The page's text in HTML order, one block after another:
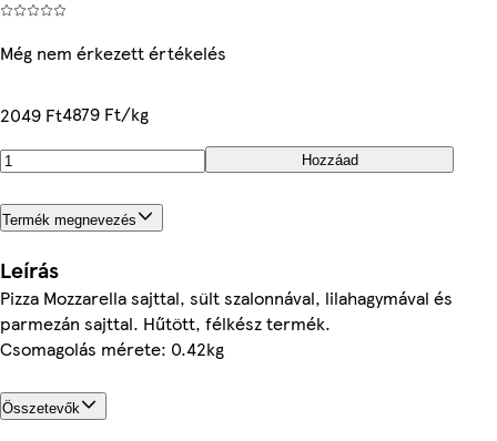
Még nem érkezett értékelés
2049 Ft4879 Ft/kg
Hozzáad
Termék megnevezés
Leírás
Pizza Mozzarella sajttal, sült szalonnával, lilahagymával és
parmezán sajttal. Hűtött, félkész termék.
Csomagolás mérete: 0.42kg
Összetevők